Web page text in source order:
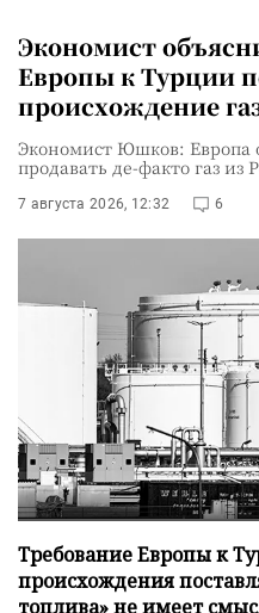
Экономист
Европы к Турции
происхождение
Экономист Юшков: Европа
продавать де-факто газ из
7 августа 2026, 12:32 6
Требование Европы к
происхождения
топлива» не имеет